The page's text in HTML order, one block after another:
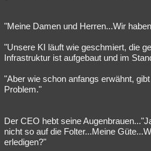
"Meine Damen und Herren...Wir
"Unsere KI läuft wie geschmiert, die
Infrastruktur ist aufgebaut und im
"Aber wie schon anfangs erwähnt,
Problem."
Der CEO hebt seine
nicht so auf die Folter...Meine
erledigen?"